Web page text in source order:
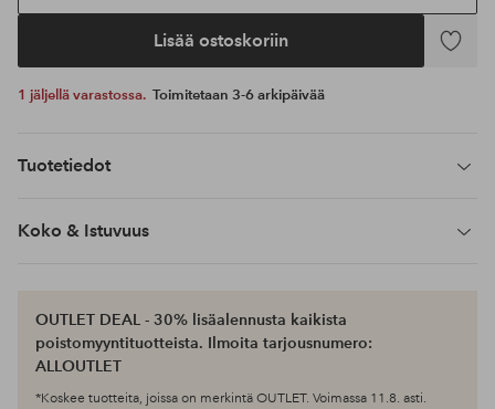
Lisää ostoskoriin
Lisää
1 jäljellä varastossa. Toimitetaan 3-6 arkipäivää
Tuotetiedot
Koko & Istuvuus
OUTLET DEAL - 30% lisäalennusta kaikista
poistomyyntituotteista. Ilmoita tarjousnumero:
ALLOUTLET
*Koskee tuotteita, joissa on merkintä OUTLET. Voimassa 11.8. asti.